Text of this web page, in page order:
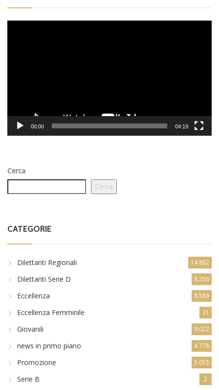
00:00 04:19
Cerca
Cerca
CATEGORIE
Dilettanti Regionali 14.882
Dilettanti Serie D 8.256
Eccellenza 8.589
Eccellenza Femminile 31
Giovanili 9.022
news in primo piano 4.778
Promozione 5.015
Serie B 2